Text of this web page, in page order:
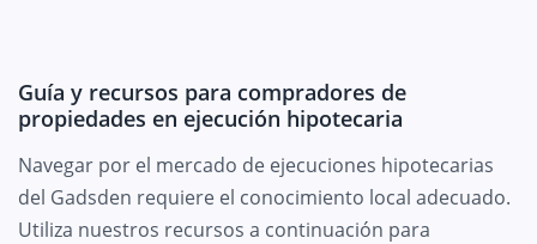
Guía y recursos para compradores de
propiedades en ejecución hipotecaria
Navegar por el mercado de ejecuciones hipotecarias
del Gadsden requiere el conocimiento local adecuado.
Utiliza nuestros recursos a continuación para